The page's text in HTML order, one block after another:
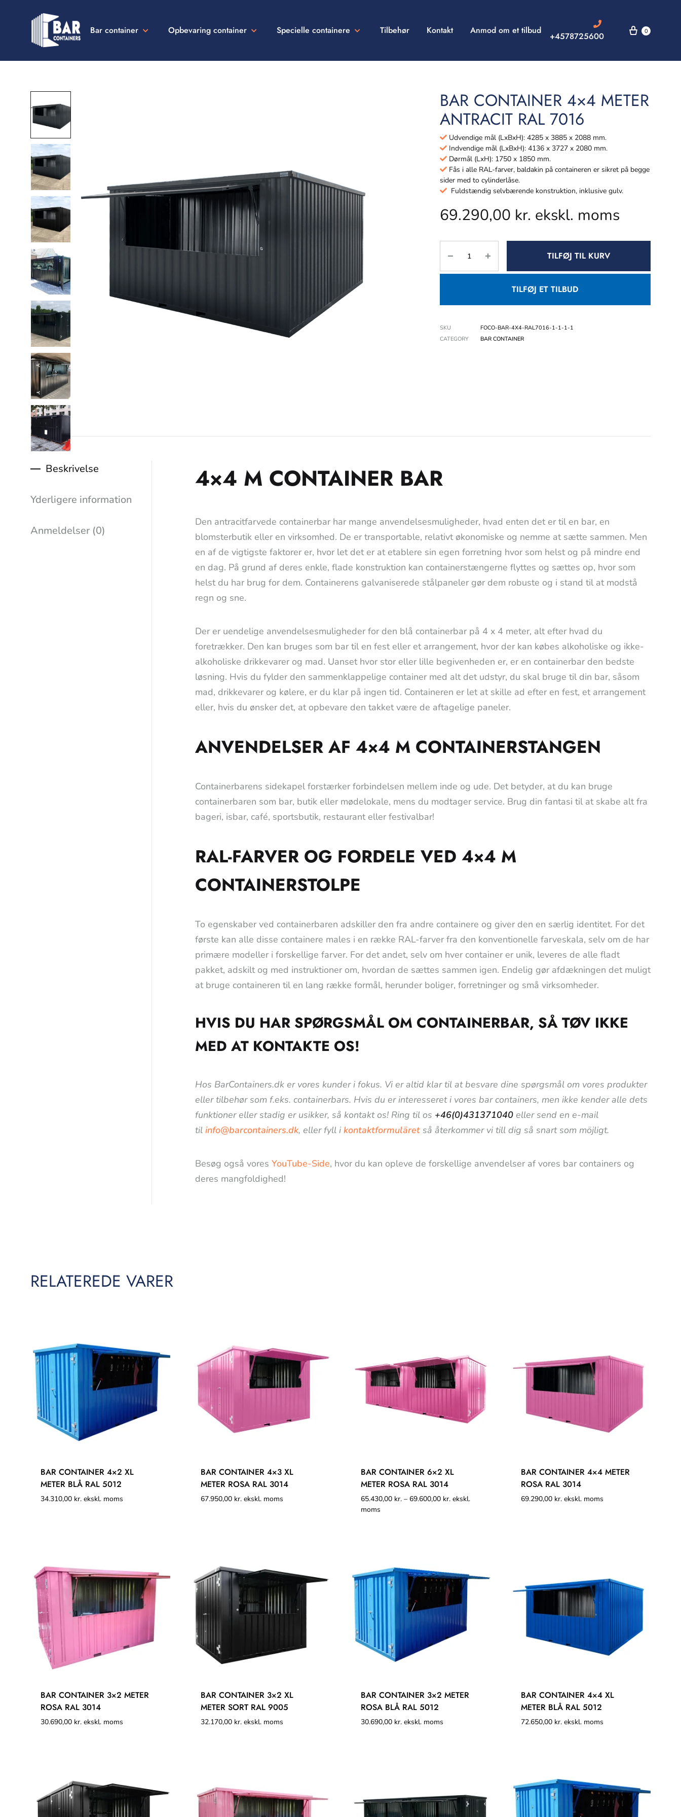
Bar container Opbevaring container Specielle containere Tilbehør Kontakt Anmod om et tilbud
+4578725600 0
BAR CONTAINER 4×4 METER
ANTRACIT RAL 7016
Udvendige mål (LxBxH): 4285 x 3885 x 2088 mm.
Indvendige mål (LxBxH): 4136 x 3727 x 2080 mm.
Dørmål (LxH): 1750 x 1850 mm.
Fås i alle RAL-farver, baldakin på containeren er sikret på begge
sider med to cylinderlåse.
Fuldstændig selvbærende konstruktion, inklusive gulv.
69.290,00 kr. ekskl. moms
TILFØJ TIL KURV
TILFØJ ET TILBUD
SKU
FOCO-BAR-4X4-RAL7016-1-1-1-1
CATEGORY
BAR CONTAINER
Beskrivelse
Yderligere information
Anmeldelser (0)
4×4 M CONTAINER BAR
Den antracitfarvede containerbar har mange anvendelsesmuligheder, hvad enten det er til en bar, en
blomsterbutik eller en virksomhed. De er transportable, relativt økonomiske og nemme at sætte sammen. Men
en af de vigtigste faktorer er, hvor let det er at etablere sin egen forretning hvor som helst og på mindre end
en dag. På grund af deres enkle, flade konstruktion kan containerstængerne flyttes og sættes op, hvor som
helst du har brug for dem. Containerens galvaniserede stålpaneler gør dem robuste og i stand til at modstå
regn og sne.
Der er uendelige anvendelsesmuligheder for den blå containerbar på 4 x 4 meter, alt efter hvad du
foretrækker. Den kan bruges som bar til en fest eller et arrangement, hvor der kan købes alkoholiske og ikke-
alkoholiske drikkevarer og mad. Uanset hvor stor eller lille begivenheden er, er en containerbar den bedste
løsning. Hvis du fylder den sammenklappelige container med alt det udstyr, du skal bruge til din bar, såsom
mad, drikkevarer og kølere, er du klar på ingen tid. Containeren er let at skille ad efter en fest, et arrangement
eller, hvis du ønsker det, at opbevare den takket være de aftagelige paneler.
ANVENDELSER AF 4×4 M CONTAINERSTANGEN
Containerbarens sidekapel forstærker forbindelsen mellem inde og ude. Det betyder, at du kan bruge
containerbaren som bar, butik eller mødelokale, mens du modtager service. Brug din fantasi til at skabe alt fra
bageri, isbar, café, sportsbutik, restaurant eller festivalbar!
RAL-FARVER OG FORDELE VED 4×4 M
CONTAINERSTOLPE
To egenskaber ved containerbaren adskiller den fra andre containere og giver den en særlig identitet. For det
første kan alle disse containere males i en række RAL-farver fra den konventionelle farveskala, selv om de har
primære modeller i forskellige farver. For det andet, selv om hver container er unik, leveres de alle fladt
pakket, adskilt og med instruktioner om, hvordan de sættes sammen igen. Endelig gør afdækningen det muligt
at bruge containeren til en lang række formål, herunder boliger, forretninger og små virksomheder.
HVIS DU HAR SPØRGSMÅL OM CONTAINERBAR, SÅ TØV IKKE
MED AT KONTAKTE OS!
Hos BarContainers.dk er vores kunder i fokus. Vi er altid klar til at besvare dine spørgsmål om vores produkter
eller tilbehør som f.eks. containerbars. Hvis du er interesseret i vores bar containers, men ikke kender alle dets
funktioner eller stadig er usikker, så kontakt os! Ring til os +46(0)431371040 eller send en e-mail
til info@barcontainers.dk, eller fyll i kontaktformuläret så återkommer vi till dig så snart som möjligt.
Besøg også vores YouTube-Side, hvor du kan opleve de forskellige anvendelser af vores bar containers og
deres mangfoldighed!
RELATEREDE VARER
BAR CONTAINER 4×2 XL
METER BLÅ RAL 5012
34.310,00 kr. ekskl. moms
BAR CONTAINER 4×3 XL
METER ROSA RAL 3014
67.950,00 kr. ekskl. moms
BAR CONTAINER 6×2 XL
METER ROSA RAL 3014
65.430,00 kr. – 69.600,00 kr. ekskl.
moms
BAR CONTAINER 4×4 METER
ROSA RAL 3014
69.290,00 kr. ekskl. moms
BAR CONTAINER 3×2 METER
ROSA RAL 3014
30.690,00 kr. ekskl. moms
BAR CONTAINER 3×2 XL
METER SORT RAL 9005
32.170,00 kr. ekskl. moms
BAR CONTAINER 3×2 METER
ROSA BLÅ RAL 5012
30.690,00 kr. ekskl. moms
BAR CONTAINER 4×4 XL
METER BLÅ RAL 5012
72.650,00 kr. ekskl. moms